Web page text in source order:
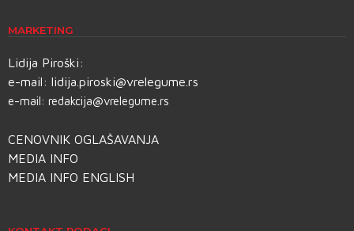
MARKETING
Lidija Piroški:
e-mail: lidija.piroski@vrelegume.rs
e-mail: redakcija@vrelegume.rs
CENOVNIK OGLAŠAVANJA
MEDIA INFO
MEDIA INFO ENGLISH